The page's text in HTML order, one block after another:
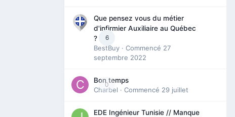
6
Que pensez vous du métier
d'infirmier Auxiliaire au Québec
?
BestBuy · Commencé 27
septembre 2022
0
Bon temps
Charbel · Commencé 29 juillet
EDE Ingénieur Tunisie // Manque